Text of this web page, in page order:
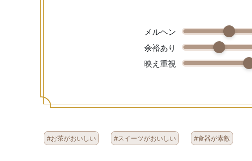
メルヘン
余裕あり
映え重視
#お茶がおいしい #スイーツがおいしい #食器が素敵